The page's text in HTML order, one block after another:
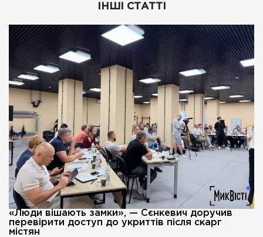
ІНШІ СТАТТІ
«Люди вішають замки», — Сєнкевич доручив
перевірити доступ до укриттів після скарг
містян